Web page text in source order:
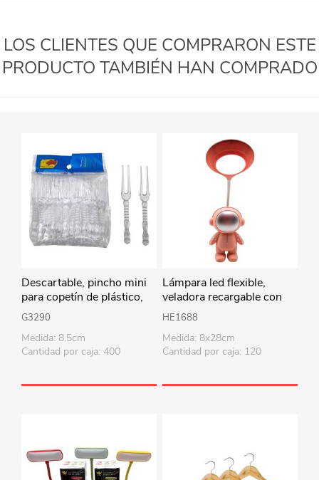
LOS CLIENTES QUE COMPRARON ESTE
PRODUCTO TAMBIÉN HAN COMPRADO
Descartable, pincho mini
para copetín de plástico,
bolsa x50
G3290
Medida: 8.5cm
Cantidad por caja: 400
Lámpara led flexible,
veladora recargable con
cable USB, astronauta en
caja diseño varios colores
HE1688
Medida: 8x28cm
Cantidad por caja: 120